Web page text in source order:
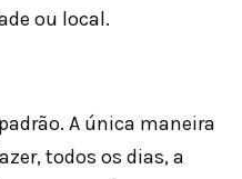
ou local.
A única maneira
todos os dias, a